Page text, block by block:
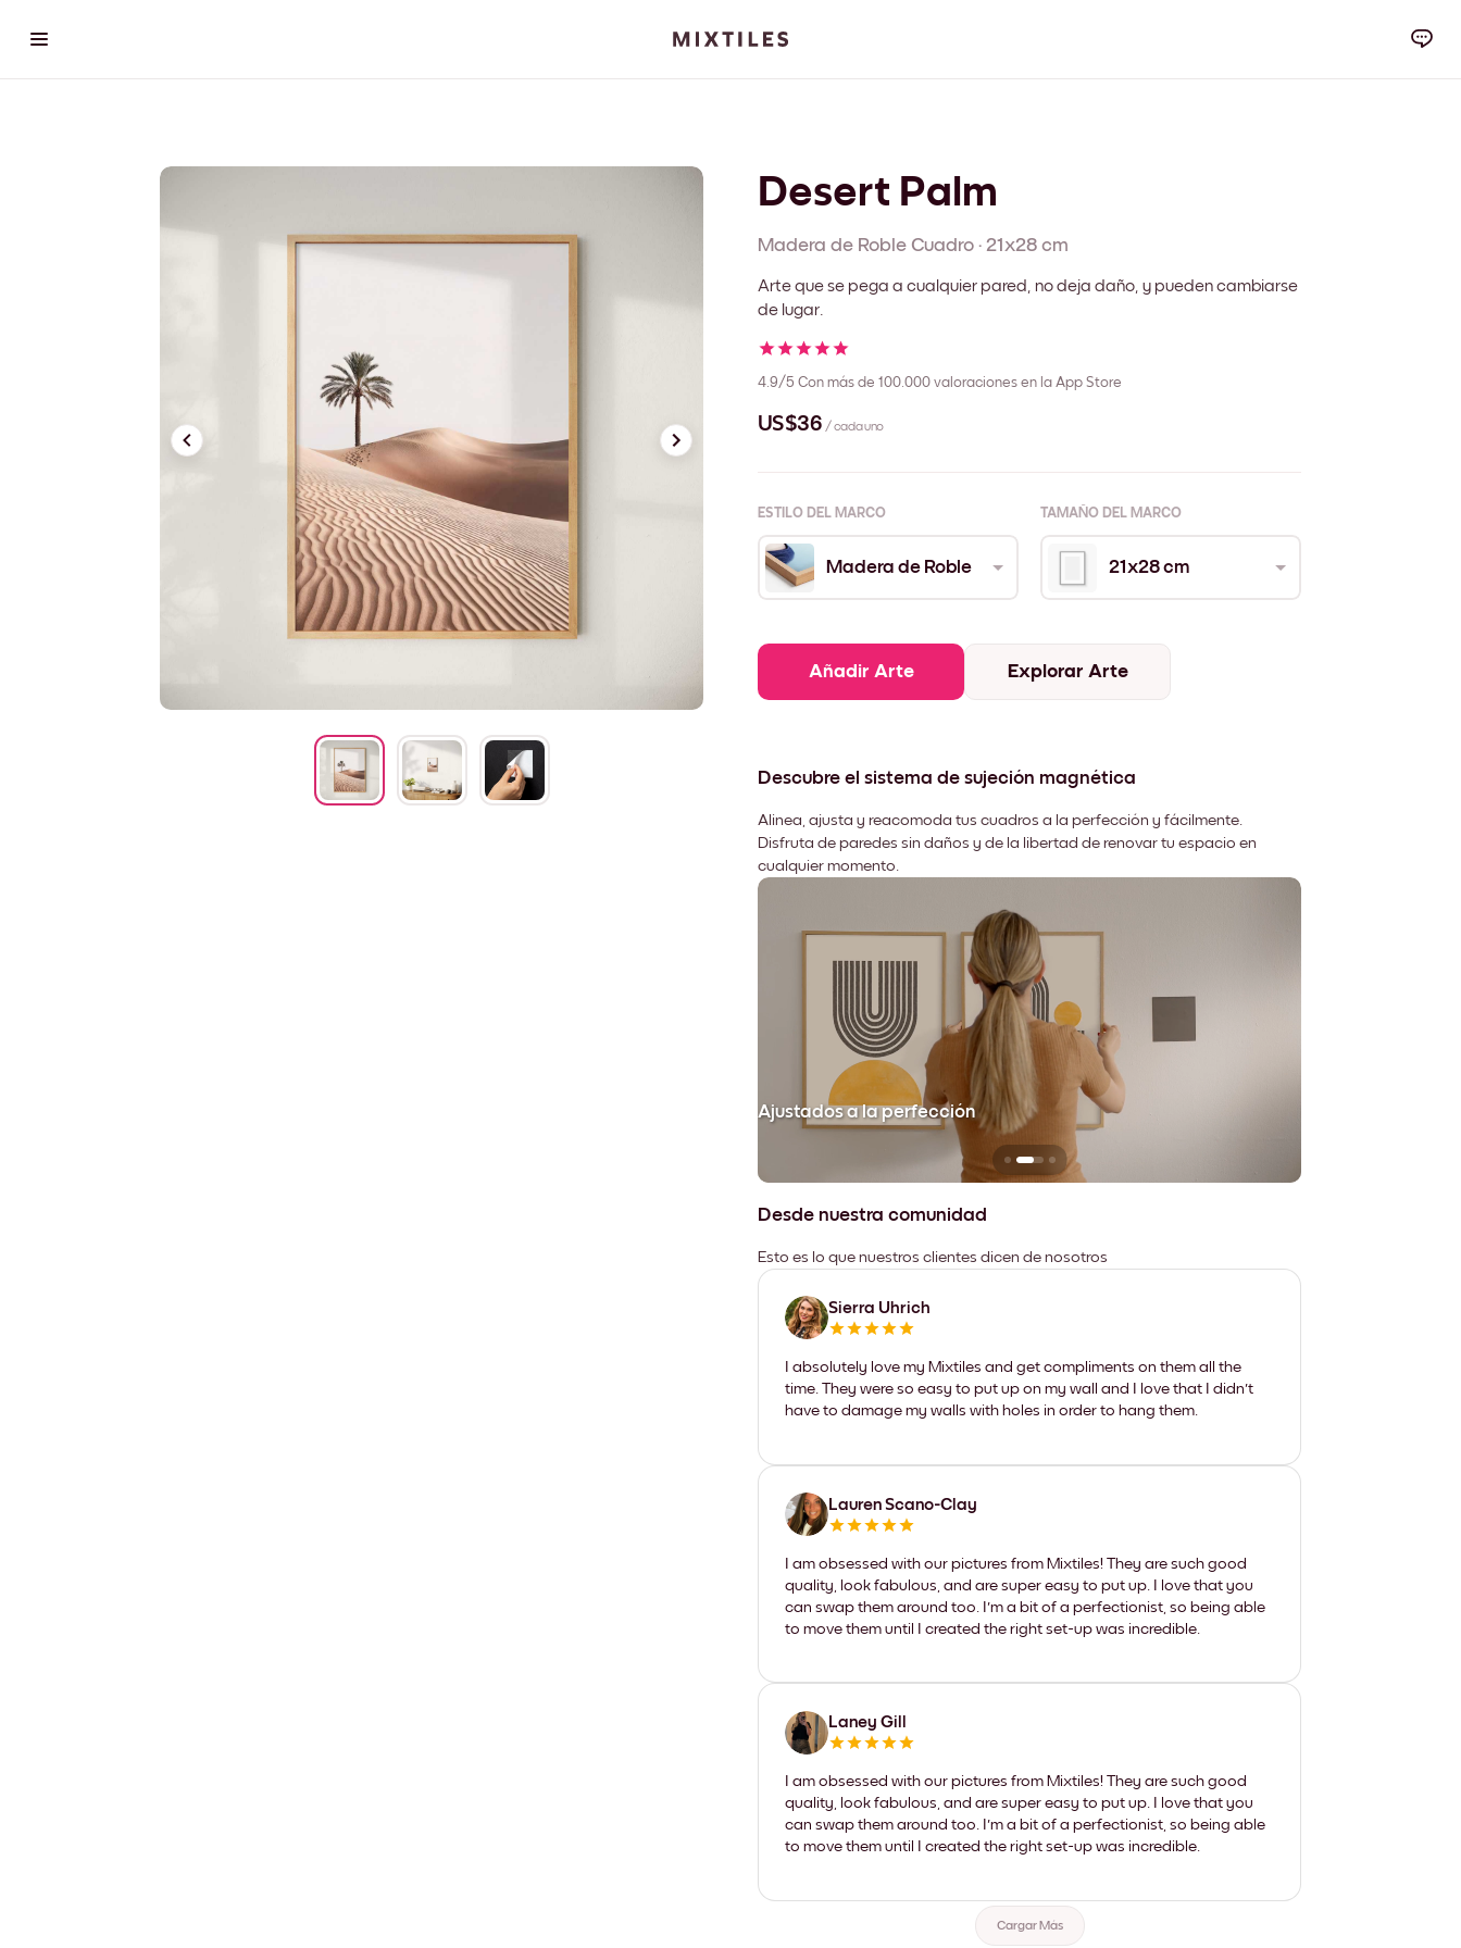
Desert Palm
Madera de Roble Cuadro · 21x28 cm
Arte que se pega a cualquier pared, no deja daño, y pueden cambiarse
de lugar.
4.9/5 Con más de 100.000 valoraciones en la App Store
US$36 / cada uno
ESTILO DEL MARCO TAMAÑO DEL MARCO
Madera de Roble 21x28 cm
Añadir Arte Explorar Arte
Descubre el sistema de sujeción magnética
Alinea, ajusta y reacomoda tus cuadros a la perfección y fácilmente.
Disfruta de paredes sin daños y de la libertad de renovar tu espacio en
cualquier momento.
Ajustados a la perfección
Desde nuestra comunidad
Esto es lo que nuestros clientes dicen de nosotros
Sierra Uhrich
I absolutely love my Mixtiles and get compliments on them all the
time. They were so easy to put up on my wall and I love that I didn't
have to damage my walls with holes in order to hang them.
Lauren Scano-Clay
I am obsessed with our pictures from Mixtiles! They are such good
quality, look fabulous, and are super easy to put up. I love that you
can swap them around too. I'm a bit of a perfectionist, so being able
to move them until I created the right set-up was incredible.
Laney Gill
I am obsessed with our pictures from Mixtiles! They are such good
quality, look fabulous, and are super easy to put up. I love that you
can swap them around too. I'm a bit of a perfectionist, so being able
to move them until I created the right set-up was incredible.
Cargar Más